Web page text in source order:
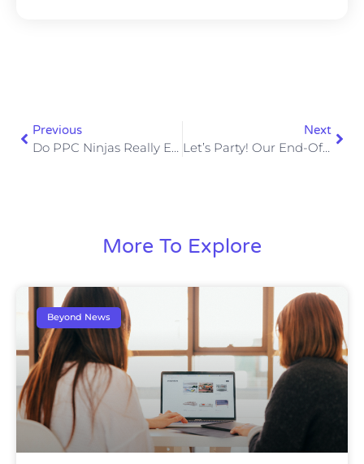
Previous Next
Let’s Party! Our End-Of-The-Year Celebration
More To Explore
Beyond News